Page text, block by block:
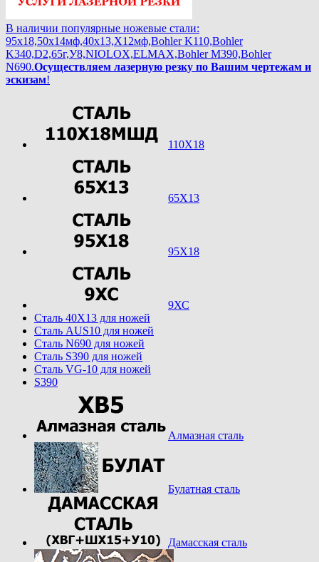
В наличии популярные ножевые стали:
95х18,50х14мф,40х13,Х12мф,Bohler K110,Bohler
K340,D2,65г,У8,NIOLOX,ELMAX,Bohler М390,Bohler
N690.Осуществляем лазерную резку по Вашим чертежам и
эскизам!
110Х18
65Х13
95Х18
9ХС
Cталь 40Х13 для ножей
Cталь AUS10 для ножей
Cталь N690 для ножей
Cталь S390 для ножей
Cталь VG-10 для ножей
S390
Алмазная сталь
Булатная сталь
Дамасская сталь